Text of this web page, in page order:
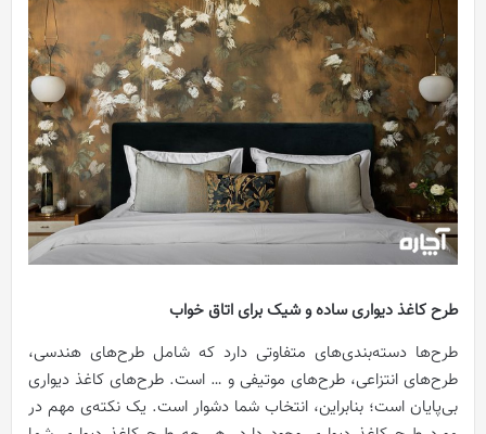
طرح کاغذ دیواری ساده و شیک برای اتاق خواب
طرح‌ها دسته‌بندی‌های متفاوتی دارد که شامل طرح‌های هندسی،
طرح‌های انتزاعی، طرح‌های موتیفی و … است. طرح‌های کاغذ دیواری
بی‌پایان است؛ بنابراین، انتخاب شما دشوار است. یک نکته‌ی مهم در